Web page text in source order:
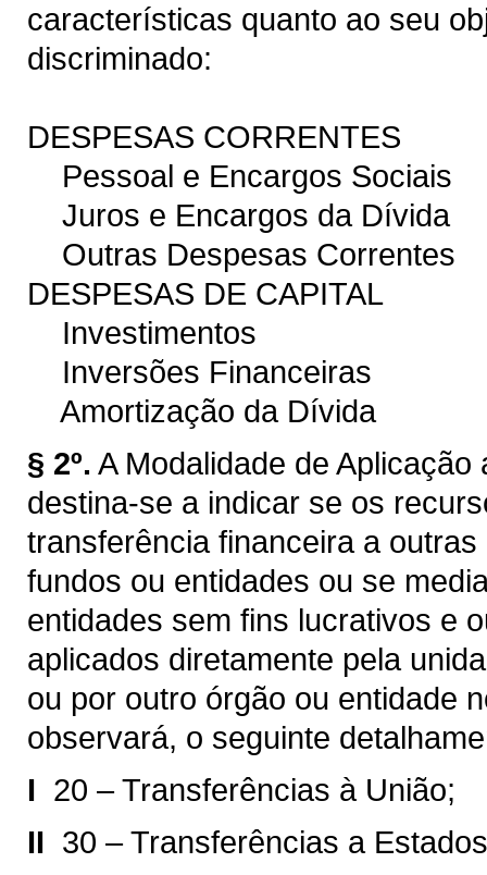
características quanto ao seu
discriminado:
DESPESAS CORRENTES
Pessoal e Encargos Sociais
Juros e Encargos da Dívida
Outras Despesas Correntes
DESPESAS DE CAPITAL
Investimentos
Inversões Financeiras
Amortização da Dívida
§ 2º. A Modalidade de
destina-se a indicar se os
transferência financeira a
fundos ou entidades ou se
entidades sem fins lucrativos e
aplicados diretamente pela
ou por outro órgão ou entidade
observará, o seguinte
I  20 – Transferências à União;
II  30 – Transferências a